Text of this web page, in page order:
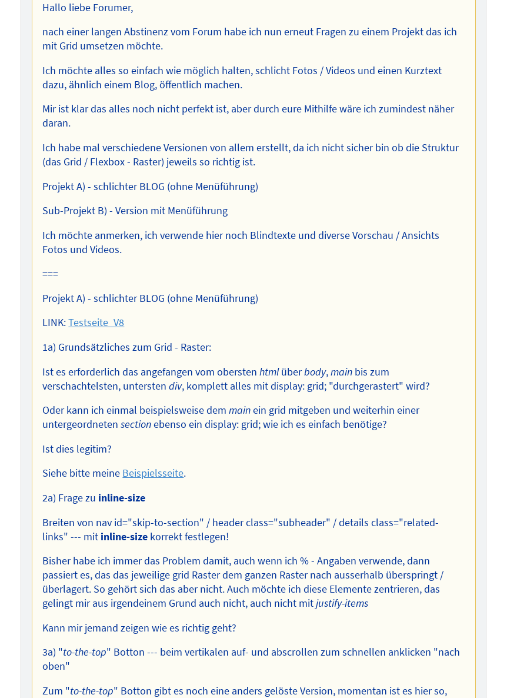
Hallo liebe Forumer,
nach einer langen Abstinenz vom Forum habe ich nun erneut Fragen zu einem Projekt das ich
mit Grid umsetzen möchte.
Ich möchte alles so einfach wie möglich halten, schlicht Fotos / Videos und einen Kurztext
dazu, ähnlich einem Blog, öffentlich machen.
Mir ist klar das alles noch nicht perfekt ist, aber durch eure Mithilfe wäre ich zumindest näher
daran.
Ich habe mal verschiedene Versionen von allem erstellt, da ich nicht sicher bin ob die Struktur
(das Grid / Flexbox - Raster) jeweils so richtig ist.
Projekt A) - schlichter BLOG (ohne Menüführung)
Sub-Projekt B) - Version mit Menüführung
Ich möchte anmerken, ich verwende hier noch Blindtexte und diverse Vorschau / Ansichts
Fotos und Videos.
===
Projekt A) - schlichter BLOG (ohne Menüführung)
LINK:Testseite_V8
1a) Grundsätzliches zum Grid - Raster:
Ist es erforderlich das angefangen vom oberstenhtmlüberbody,main bis zum
verschachtelsten, unterstendiv, komplett alles mit display: grid; "durchgerastert" wird?
Oder kann ich einmal beispielsweise demmainein grid mitgeben und weiterhin einer
untergeordnetensectionebenso ein display: grid; wie ich es einfach benötige?
Ist dies legitim?
Siehe bitte meine Beispielsseite.
2a) Frage zu inline-size
Breiten von nav id="skip-to-section" / header class="subheader" / details class="related-
links" --- mit inline-size korrekt festlegen!
Bisher habe ich immer das Problem damit, auch wenn ich % - Angaben verwende, dann
passiert es, das das jeweilige grid Raster dem ganzen Raster nach ausserhalb überspringt /
überlagert. So gehört sich das aber nicht. Auch möchte ich diese Elemente zentrieren, das
gelingt mir aus irgendeinem Grund auch nicht, auch nicht mitjustify-items
Kann mir jemand zeigen wie es richtig geht?
3a) "to-the-top" Botton --- beim vertikalen auf- und abscrollen zum schnellen anklicken "nach
oben"
Zum "to-the-top" Botton gibt es noch eine anders gelöste Version, momentan ist es hier so,